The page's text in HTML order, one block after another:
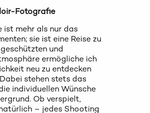
Fotografie
mehr als nur das
sie ist eine Reise zu
und
ermögliche ich
neu zu entdecken
stehen stets das
individuellen Wünsche
Ob verspielt,
– jedes Shooting